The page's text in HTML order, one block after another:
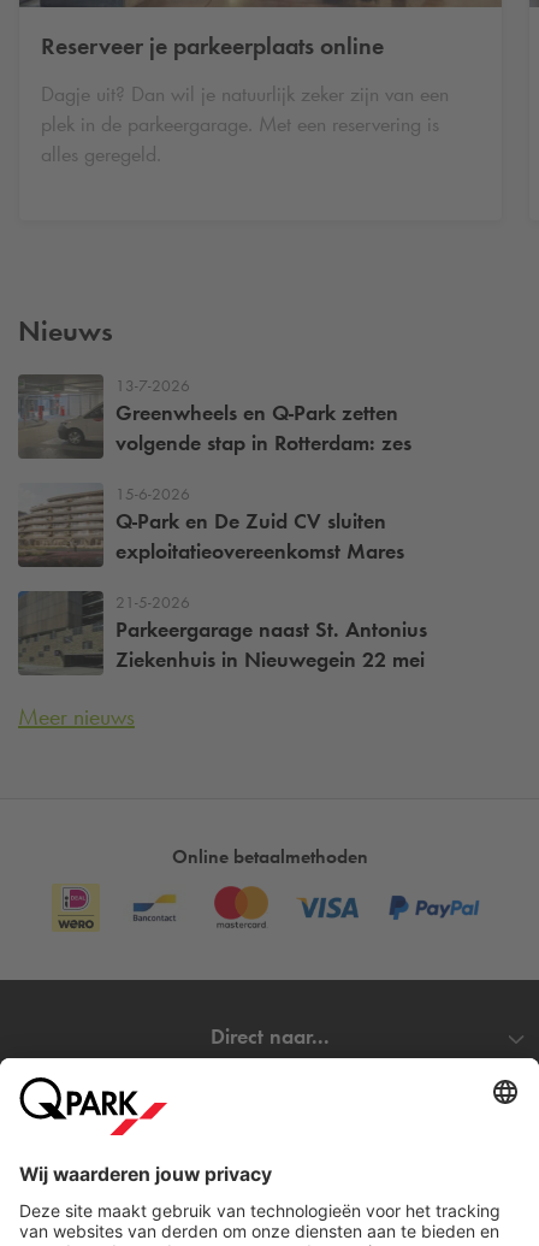
Reserveer je parkeerplaats online
Dagje uit? Dan wil je natuurlijk zeker zijn van een
plek in de parkeergarage. Met een reservering is
alles geregeld.
Nieuws
13-7-2026
Greenwheels en Q-Park zetten
volgende stap in Rotterdam: zes
15-6-2026
Q-Park en De Zuid CV sluiten
exploitatieovereenkomst Mares
21-5-2026
Parkeergarage naast St. Antonius
Ziekenhuis in Nieuwegein 22 mei
Meer nieuws
Online betaalmethoden
Direct naar...
Download